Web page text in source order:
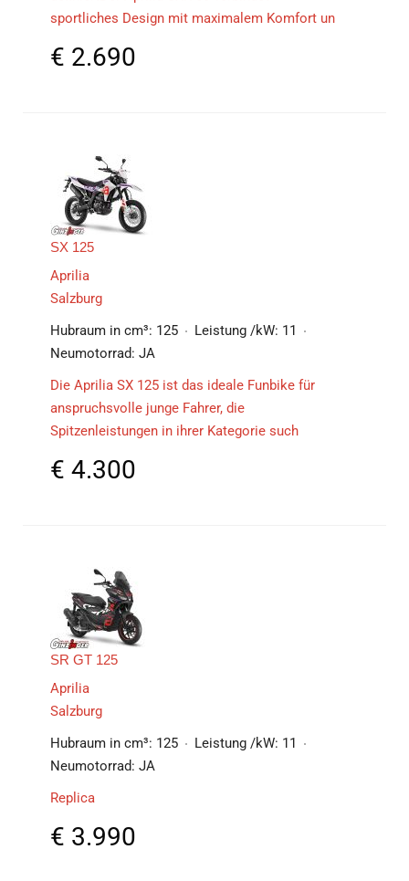
sportliches Design mit maximalem Komfort un
€ 2.690
SX 125
Aprilia
Salzburg
Hubraum in cm³: 125 Leistung /kW: 11
Neumotorrad: JA
Die Aprilia SX 125 ist das ideale Funbike für
anspruchsvolle junge Fahrer, die
Spitzenleistungen in ihrer Kategorie such
€ 4.300
SR GT 125
Aprilia
Salzburg
Hubraum in cm³: 125 Leistung /kW: 11
Neumotorrad: JA
Replica
€ 3.990